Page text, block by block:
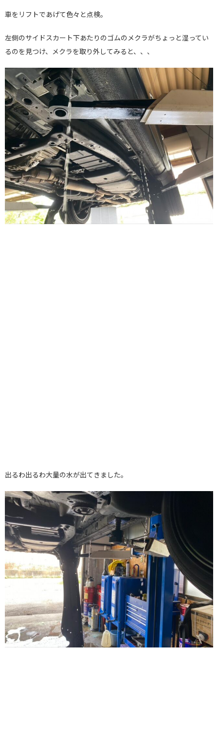
車をリフトであげて色々と点検。
左側のサイドスカート下あたりのゴムのメクラがちょっと湿ってい
るのを見つけ、メクラを取り外してみると、、、
出るわ出るわ大量の水が出てきました。